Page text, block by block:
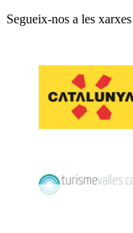
Segueix-nos a les xarxes